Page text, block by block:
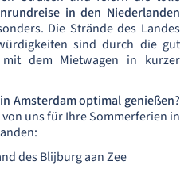
in den Niederlanden
Die Strände des Landes
sind durch die gut
dem Mietwagen in kurzer
Amsterdam optimal genießen?
uns für Ihre Sommerferien in
des Blijburg aan Zee